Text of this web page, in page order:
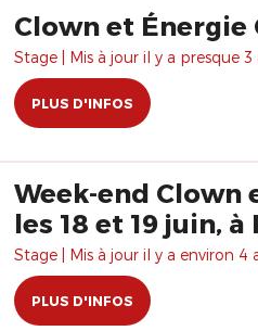
Clown et Énergie
Stage | Mis à jour il y a presque 3
PLUS D'INFOS
Week-end Clown
les 18 et 19 juin, à
Stage | Mis à jour il y a environ 4
PLUS D'INFOS